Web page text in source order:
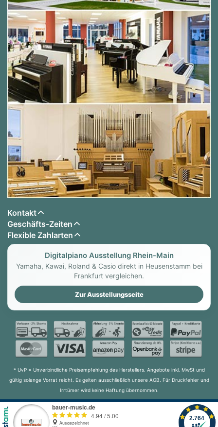
Kontakt
Geschäfts-Zeiten
Flexible Zahlarten
Digitalpiano Ausstellung Rhein-Main
Yamaha, Kawai, Roland & Casio direkt in Heusenstamm bei
Frankfurt vergleichen.
Zur Ausstellungsseite
* UvP = Unverbindliche Preisempfehlung des Herstellers. Angebote inkl. MwSt und
gültig solange Vorrat reicht. Es gelten ausschließlich unsere AGB. Für Druckfehler und
Irrtümer wird keine Haftung übernommen.